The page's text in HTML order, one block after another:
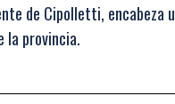
de Cipolletti, encabeza
la provincia.